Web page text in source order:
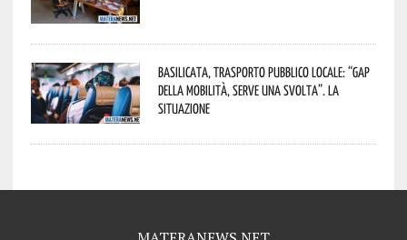
Basilicata, trasporto pubblico locale: “Gap
della mobilità, serve una svolta”. La
situazione